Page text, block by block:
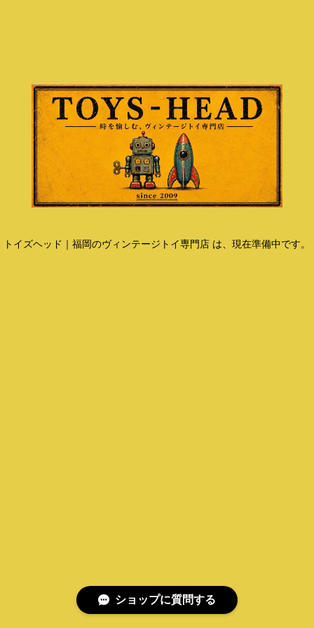
トイズヘッド｜福岡のヴィンテージトイ専門店 は、現在準備中です。
ショップに質問する